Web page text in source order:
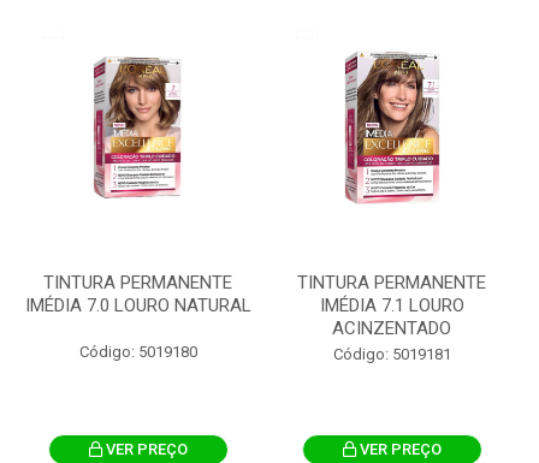
TINTURA PERMANENTE
IMÉDIA 7.0 LOURO NATURAL
Código: 5019180
VER PREÇO
TINTURA PERMANENTE
IMÉDIA 7.1 LOURO
ACINZENTADO
Código: 5019181
VER PREÇO